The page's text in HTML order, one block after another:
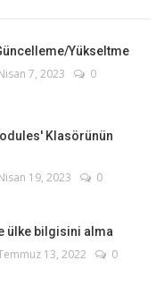
Yükseltme
7, 2023
0
Klasörünün
19, 2023
0
ülke bilgisini alma
13, 2022
0